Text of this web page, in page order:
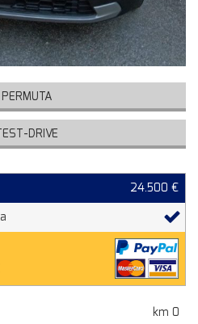
PERMUTA
DRIVE
24.500 €
km 0